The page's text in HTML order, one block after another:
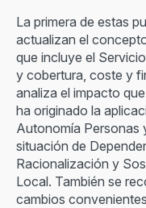
La primera de estas
actualizan el
que incluye el
y cobertura, coste y
analiza el impacto
ha originado la
Autonomía Personas
situación de
Racionalización y
Local. También se
cambios